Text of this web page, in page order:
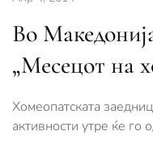
Во
„Месецот на
Хомеопатската
активности утре ќе го